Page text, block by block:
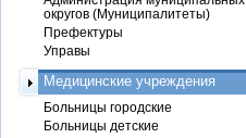
округов (Муниципалитеты)
Префектуры
Управы
Медицинские учреждения
Больницы городские
Больницы детские